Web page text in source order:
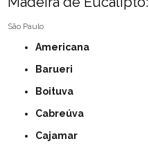
São Paulo
Americana
Barueri
Boituva
Cabreúva
Cajamar